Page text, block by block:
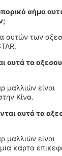
σήμα
αυτών των
αυτά τα
μαλλιών είναι
Κίνα.
αυτά τα
μαλλιών είναι
κάρτα